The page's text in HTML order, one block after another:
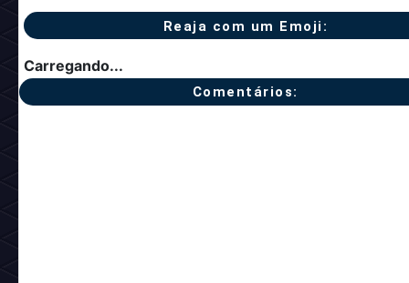
Reaja com um Emoji:
Carregando...
Comentários: